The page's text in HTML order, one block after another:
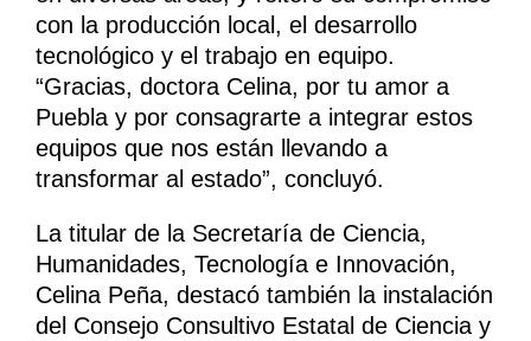
con la producción local, el desarrollo
tecnológico y el trabajo en equipo.
“Gracias, doctora Celina, por tu amor a
Puebla y por consagrarte a integrar estos
equipos que nos están llevando a
transformar al estado”, concluyó.
La titular de la Secretaría de Ciencia,
Humanidades, Tecnología e Innovación,
Celina Peña, destacó también la instalación
del Consejo Consultivo Estatal de Ciencia y